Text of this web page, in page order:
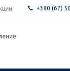
+380 (67)